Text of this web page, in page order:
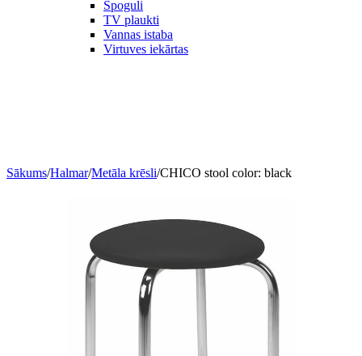
Spoguli
TV plaukti
Vannas istaba
Virtuves iekārtas
Sākums/Halmar/Metāla krēsli/CHICO stool color: black